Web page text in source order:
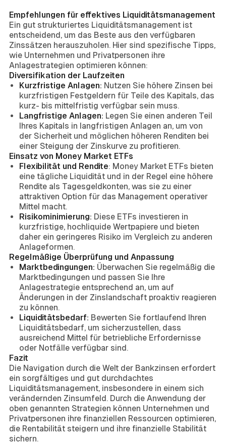
Empfehlungen für effektives Liquiditätsmanagement
Ein gut strukturiertes Liquiditätsmanagement ist
entscheidend, um das Beste aus den verfügbaren
Zinssätzen herauszuholen. Hier sind spezifische Tipps,
wie Unternehmen und Privatpersonen ihre
Anlagestrategien optimieren können:
Diversifikation der Laufzeiten
Kurzfristige Anlagen: Nutzen Sie höhere Zinsen bei
kurzfristigen Festgeldern für Teile des Kapitals, das
kurz- bis mittelfristig verfügbar sein muss.
Langfristige Anlagen: Legen Sie einen anderen Teil
Ihres Kapitals in langfristigen Anlagen an, um von
der Sicherheit und möglichen höheren Renditen bei
einer Steigung der Zinskurve zu profitieren.
Einsatz von Money Market ETFs
Flexibilität und Rendite: Money Market ETFs bieten
eine tägliche Liquidität und in der Regel eine höhere
Rendite als Tagesgeldkonten, was sie zu einer
attraktiven Option für das Management operativer
Mittel macht.
Risikominimierung: Diese ETFs investieren in
kurzfristige, hochliquide Wertpapiere und bieten
daher ein geringeres Risiko im Vergleich zu anderen
Anlageformen.
Regelmäßige Überprüfung und Anpassung
Marktbedingungen: Überwachen Sie regelmäßig die
Marktbedingungen und passen Sie Ihre
Anlagestrategie entsprechend an, um auf
Änderungen in der Zinslandschaft proaktiv reagieren
zu können.
Liquiditätsbedarf: Bewerten Sie fortlaufend Ihren
Liquiditätsbedarf, um sicherzustellen, dass
ausreichend Mittel für betriebliche Erfordernisse
oder Notfälle verfügbar sind.
Fazit
Die Navigation durch die Welt der Bankzinsen erfordert
ein sorgfältiges und gut durchdachtes
Liquiditätsmanagement, insbesondere in einem sich
verändernden Zinsumfeld. Durch die Anwendung der
oben genannten Strategien können Unternehmen und
Privatpersonen ihre finanziellen Ressourcen optimieren,
die Rentabilität steigern und ihre finanzielle Stabilität
sichern.